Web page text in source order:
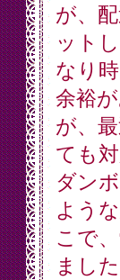
が、
ット
なり
余裕
が、
ても
ダン
よう
こで
まし